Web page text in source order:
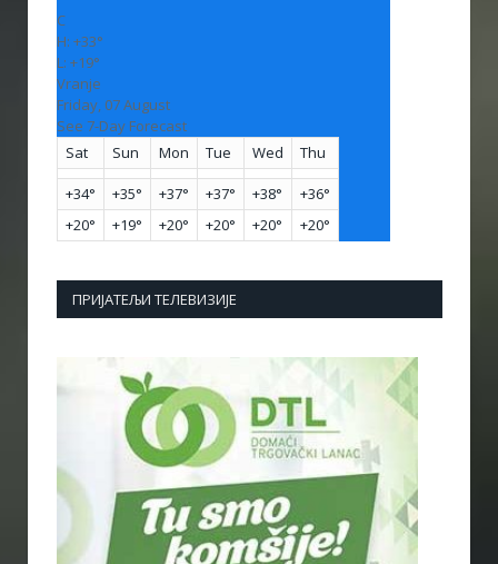
C
H: +33°
L: +19°
Vranje
Friday, 07 August
See 7-Day Forecast
Sat
Sun Mon Tue Wed Thu
+34° +35° +37° +37° +38° +36°
+20° +19° +20° +20° +20° +20°
ПРИЈАТЕЉИ ТЕЛЕВИЗИЈЕ